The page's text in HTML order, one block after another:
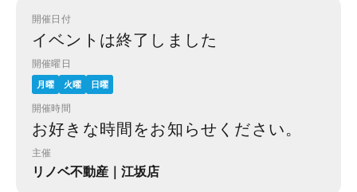
開催日付
イベントは終了しました
開催曜日
月曜 火曜 日曜
開催時間
お好きな時間をお知らせください。
主催
リノベ不動産｜江坂店